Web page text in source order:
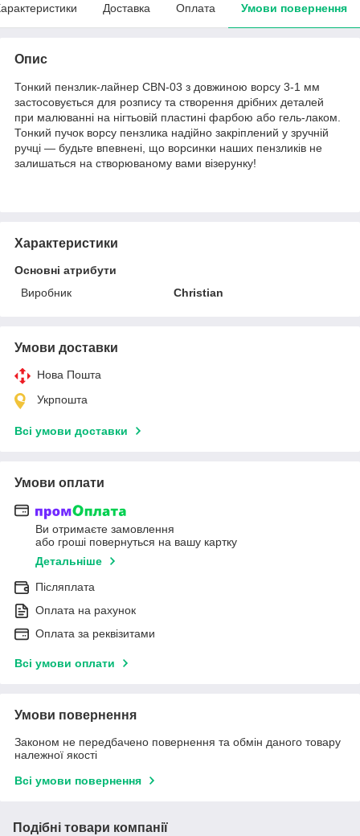
Доставка Оплата Умови повернення
Опис
Тонкий пензлик-лайнер CBN-03 з довжиною ворсу 3-1 мм
застосовується для розпису та створення дрібних деталей
при малюванні на нігтьовій пластині фарбою або гель-лаком.
Тонкий пучок ворсу пензлика надійно закріплений у зручній
ручці — будьте впевнені, що ворсинки наших пензликів не
залишаться на створюваному вами візерунку!
Характеристики
Основні атрибути
Виробник
Christian
Умови доставки
Нова Пошта
Укрпошта
Всі умови доставки
Умови оплати
Ви отримаєте замовлення
або гроші повернуться на вашу картку
Детальніше
Післяплата
Оплата на рахунок
Оплата за реквізитами
Всі умови оплати
Умови повернення
Законом не передбачено повернення та обмін даного товару
належної якості
Всі умови повернення
Подібні товари компанії